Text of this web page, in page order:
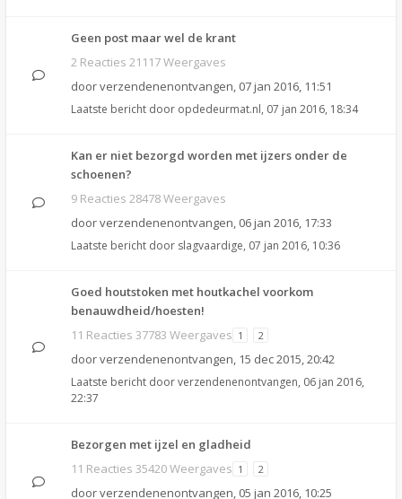
Geen post maar wel de krant
2 Reacties 21117 Weergaves
doorverzendenenontvangen, 07 jan 2016, 11:51
Laatste bericht door opdedeurmat.nl, 07 jan 2016, 18:34
Kan er niet bezorgd worden met ijzers onder de
schoenen?
9 Reacties 28478 Weergaves
doorverzendenenontvangen, 06 jan 2016, 17:33
Laatste bericht door slagvaardige, 07 jan 2016, 10:36
Goed houtstoken met houtkachel voorkom
benauwdheid/hoesten!
11 Reacties 37783 Weergaves 1 2
doorverzendenenontvangen, 15 dec 2015, 20:42
Laatste bericht doorverzendenenontvangen, 06 jan 2016,
22:37
Bezorgen met ijzel en gladheid
11 Reacties 35420 Weergaves 1 2
doorverzendenenontvangen, 05 jan 2016, 10:25